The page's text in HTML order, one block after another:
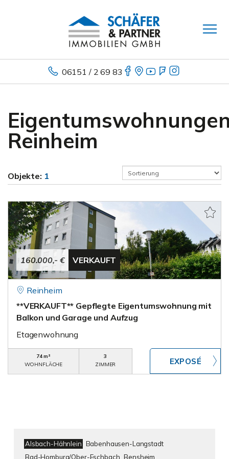
06151 / 2 69 83
Reinheim
Objekte: 1
160.000,- € VERKAUFT
Reinheim
**VERKAUFT** Gepflegte Eigentumswohnung mit
Balkon und Garage und Aufzug
Etagenwohnung
74 m²
WOHNFLÄCHE
3
ZIMMER
Alsbach-Hähnlein Babenhausen-Langstadt
Bad-Homburg/Ober-Eschbach Bensheim